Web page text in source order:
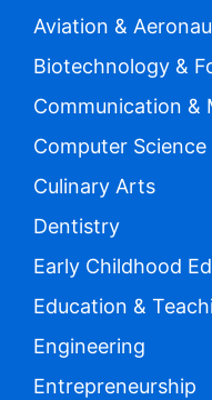
Aviation &
Biotechnology &
Communication &
Computer Science
Culinary Arts
Dentistry
Early Childhood
Education &
Engineering
Entrepreneurship